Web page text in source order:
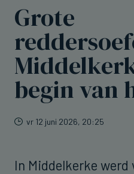
Grote
begin van
vr 12 juni 2026, 20:25
In Middelkerke